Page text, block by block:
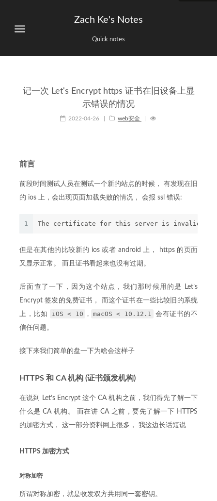
Zach Ke's Notes
Quick notes
记一次 Let's Encrypt https 证书在旧设备上显
示错误的情况
2022-04-26 web安全
前言
前段时间测试人员在测试一个新的站点的时候， 有发现在旧
的 ios 上，会出现页面加载失败的情况， 会报 ssl 错误:
1 The certificate for this server is invalid.
但是在其他的比较新的 ios 或者 android 上， https 的页面
又显示正常。 而且证书看起来也没有过期。
后面查了一下，因为这个站点，我们那时候用的是 Let’s
Encrypt 签发的免费证书， 而这个证书在一些比较旧的系统
上，比如
iOS < 10 , macOS < 10.12.1
会有证书的不
信任问题。
接下来我们简单的盘一下为啥会这样子
HTTPS 和 CA 机构 (证书颁发机构)
在说到 Let’s Encrypt 这个 CA 机构之前，我们得先了解一下
什么是 CA 机构。 而在讲 CA 之前，要先了解一下 HTTPS
的加密方式， 这一部分资料网上很多， 我这边长话短说
HTTPS 加密方式
对称加密
所谓对称加密，就是收发双方共用同一套密钥。